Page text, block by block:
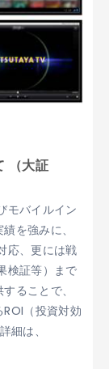
（大証
モバイルイン
を強みに、
応、更には戦
検証等）まで
ることで、
（投資対効
細は、